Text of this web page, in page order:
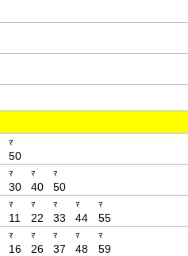
ﾏ
50
ﾏ
30
ﾏ
40
ﾏ
50
ﾏ
11
ﾏ
22
ﾏ
33
ﾏ
44
ﾏ
55
ﾏ
16
ﾏ
26
ﾏ
37
ﾏ
48
ﾏ
59